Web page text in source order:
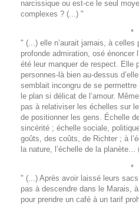
narcissique ou est-ce le seul
complexes ? (...) "
*
" (...) elle n’aurait jamais, à
profonde admiration, osé énoncer
été leur manquer de respect. Elle
personnes-là bien au-dessus
semblait incongru de se
le plan si délicat de l’amour.
pas à relativiser les échelles sur
de positionner les gens. Échelle
sincérité ; échelle sociale,
goûts, des coûts, de Richter ; à
la nature, l’échelle de la planète...
*
" (...) Après avoir laissé leurs
pas à descendre dans le Marais,
pour prendre un café à un tarif